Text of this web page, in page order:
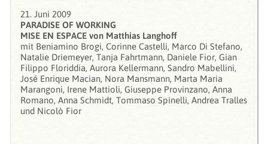
21. Juni 2009
PARADISE OF WORKING
MISE EN ESPACE von Matthias Langhoff
mit Beniamino Brogi, Corinne Castelli, Marco Di Stefano,
Natalie Driemeyer, Tanja Fahrtmann, Daniele Fior, Gian
Filippo Floriddia, Aurora Kellermann, Sandro Mabellini,
José Enrique Macian, Nora Mansmann, Marta Maria
Marangoni, Irene Mattioli, Giuseppe Provinzano, Anna
Romano, Anna Schmidt, Tommaso Spinelli, Andrea Tralles
und Nicolò Fior